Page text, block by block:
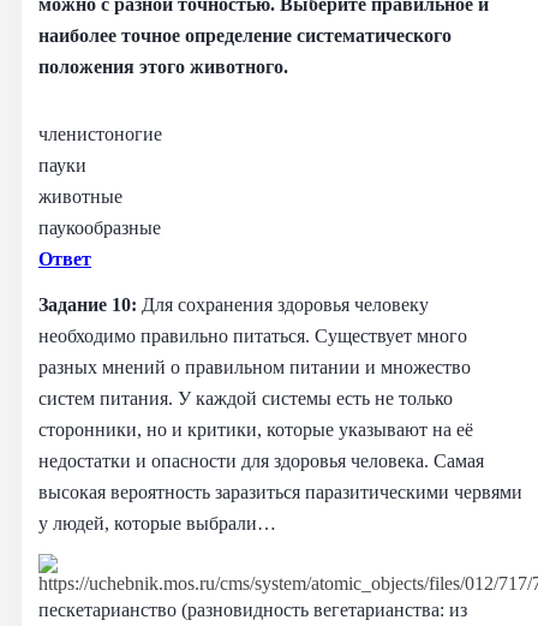
наиболее точное определение систематического
положения этого животного.
членистоногие
пауки
животные
паукообразные
Ответ
Задание 10: Для сохранения здоровья человеку
необходимо правильно питаться. Существует много
разных мнений о правильном питании и множество
систем питания. У каждой системы есть не только
сторонники, но и критики, которые указывают на её
недостатки и опасности для здоровья человека. Самая
высокая вероятность заразиться паразитическими червями
у людей, которые выбрали…
пескетарианство (разновидность вегетарианства: из